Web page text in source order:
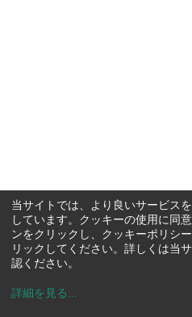
当サイトでは、より良いサービス
しています。クッキーの使用に同
ンをクリックし、クッキーポリシ
リックしてください。詳しくは当
認ください。
詳細を見る ...